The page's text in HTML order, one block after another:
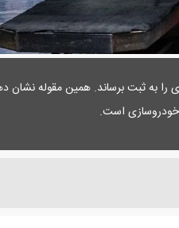
از نظر تولید توانست در سال 1403 رکورد جدیدی را به ثبت برساند.
خودروسازی است.